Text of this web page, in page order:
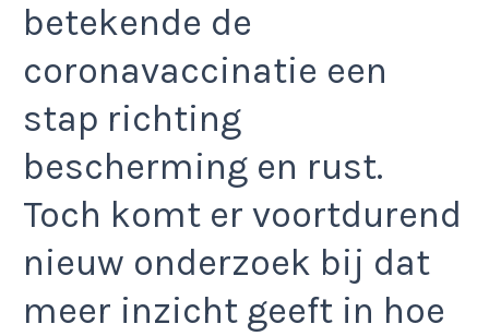
betekende de
coronavaccinatie een
stap richting
bescherming en rust.
Toch komt er voortdurend
nieuw onderzoek bij dat
meer inzicht geeft in hoe